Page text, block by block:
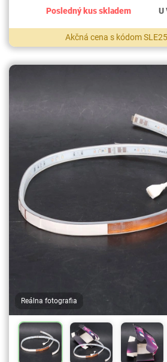
Posledný kus skladem
U
Akčná cena s kódom
Reálna fotografia